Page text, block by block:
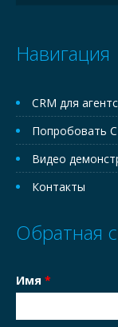
Навигация
CRM для
Попробовать
Видео
Контакты
Обратная
Имя *